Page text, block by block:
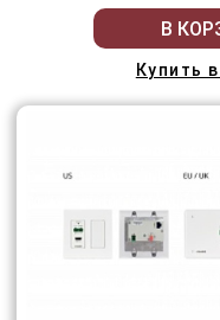
В
Купить